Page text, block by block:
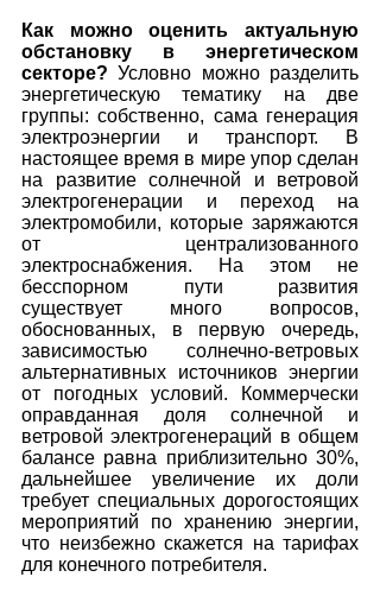
Как можно оценить актуальную
обстановку в энергетическом
секторе? Условно можно разделить
энергетическую тематику на две
группы: собственно, сама генерация
электроэнергии и транспорт. В
настоящее время в мире упор сделан
на развитие солнечной и ветровой
электрогенерации и переход на
электромобили, которые заряжаются
от централизованного
электроснабжения. На этом не
бесспорном пути развития
существует много вопросов,
обоснованных, в первую очередь,
зависимостью солнечно-ветровых
альтернативных источников энергии
от погодных условий. Коммерчески
оправданная доля солнечной и
ветровой электрогенераций в общем
балансе равна приблизительно 30%,
дальнейшее увеличение их доли
требует специальных дорогостоящих
мероприятий по хранению энергии,
что неизбежно скажется на тарифах
для конечного потребителя.